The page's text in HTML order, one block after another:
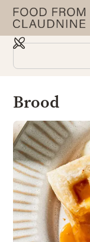
Brood